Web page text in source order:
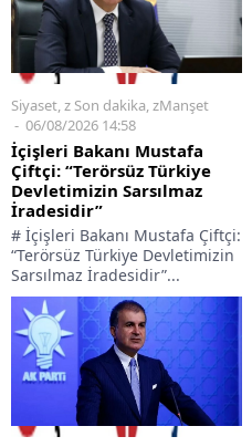
Siyaset,z Son dakika,zManşet
06/08/2026 14:58
İçişleri Bakanı Mustafa
Çiftçi: “Terörsüz Türkiye
Devletimizin Sarsılmaz
İradesidir”
# İçişleri Bakanı Mustafa Çiftçi:
“Terörsüz Türkiye Devletimizin
Sarsılmaz İradesidir”...